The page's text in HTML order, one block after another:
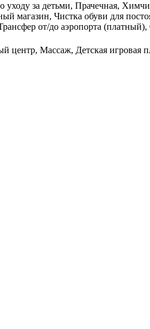
за детьми, Прачечная,
магазин, Чистка обуви для
от/до аэропорта
центр, Массаж, Детская игровая